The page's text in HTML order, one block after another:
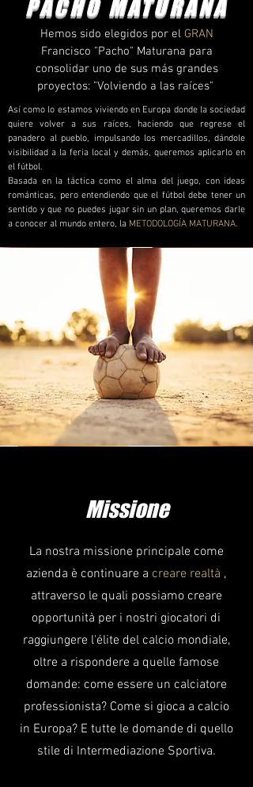
PACHO MATURANA
Hemos sido elegidos por el GRAN
Francisco "Pacho" Maturana para
consolidar uno de sus más grandes
proyectos: "Volviendo a las raíces"
Así como lo estamos viviendo en Europa donde la sociedad
quiere volver a sus raíces, haciendo que regrese el
panadero al pueblo, impulsando los mercadillos, dándole
visibilidad a la feria local y demás, queremos aplicarlo en
el fútbol.
Basada en la táctica como el alma del juego, con ideas
románticas, pero entendiendo que el fútbol debe tener un
sentido y que no puedes jugar sin un plan, queremos darle
a conocer al mundo entero, la METODOLOGÍA MATURANA.
Missione
La nostra missione principale come
azienda è continuare a creare realtà ,
attraverso le quali possiamo creare
opportunità per i nostri giocatori di
raggiungere l'élite del calcio mondiale,
oltre a rispondere a quelle famose
domande: come essere un calciatore
professionista? Come si gioca a calcio
in Europa? E tutte le domande di quello
stile di Intermediazione Sportiva.